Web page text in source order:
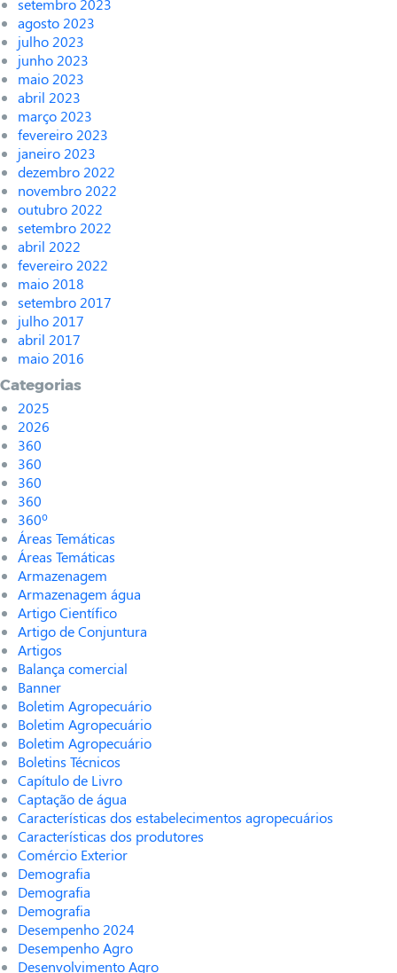
setembro 2023
agosto 2023
julho 2023
junho 2023
maio 2023
abril 2023
março 2023
fevereiro 2023
janeiro 2023
dezembro 2022
novembro 2022
outubro 2022
setembro 2022
abril 2022
fevereiro 2022
maio 2018
setembro 2017
julho 2017
abril 2017
maio 2016
Categorias
2025
2026
360
360
360
360
360º
Áreas Temáticas
Áreas Temáticas
Armazenagem
Armazenagem água
Artigo Científico
Artigo de Conjuntura
Artigos
Balança comercial
Banner
Boletim Agropecuário
Boletim Agropecuário
Boletim Agropecuário
Boletins Técnicos
Capítulo de Livro
Captação de água
Características dos estabelecimentos agropecuários
Características dos produtores
Comércio Exterior
Demografia
Demografia
Demografia
Desempenho 2024
Desempenho Agro
Desenvolvimento Agro